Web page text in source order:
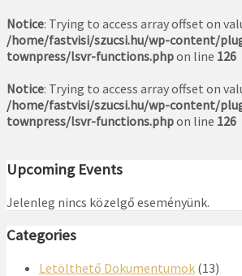
Notice: Trying to access array offset on
/home/fastvisi/szucsi.hu/wp-content/
townpress/lsvr-functions.phpon line 126
Notice: Trying to access array offset on
/home/fastvisi/szucsi.hu/wp-content/
townpress/lsvr-functions.phpon line 126
Upcoming Events
Jelenleg nincs közelgő eseményünk.
Categories
Letölthető Dokumentumok (13)